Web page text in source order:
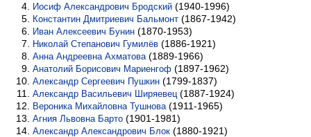
Иосиф Александрович Бродский (1940-1996)
Константин Дмитриевич Бальмонт (1867-1942)
Иван Алексеевич Бунин (1870-1953)
Николай Степанович Гумилёв (1886-1921)
Анна Андреевна Ахматова (1889-1966)
Анатолий Борисович Мариенгоф (1897-1962)
Александр Сергеевич Пушкин (1799-1837)
Александр Васильевич Ширяевец (1887-1924)
Вероника Михайловна Тушнова (1911-1965)
Агния Львовна Барто (1901-1981)
Александр Александрович Блок (1880-1921)